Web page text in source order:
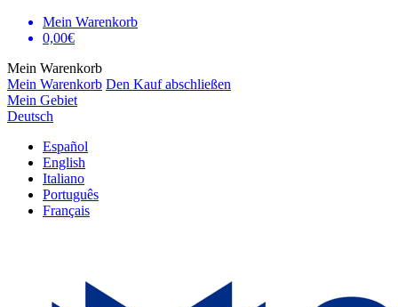
Mein Warenkorb
0,00€
Mein Warenkorb
Mein Warenkorb Den Kauf abschließen
Mein Gebiet
Deutsch
Español
English
Italiano
Português
Français